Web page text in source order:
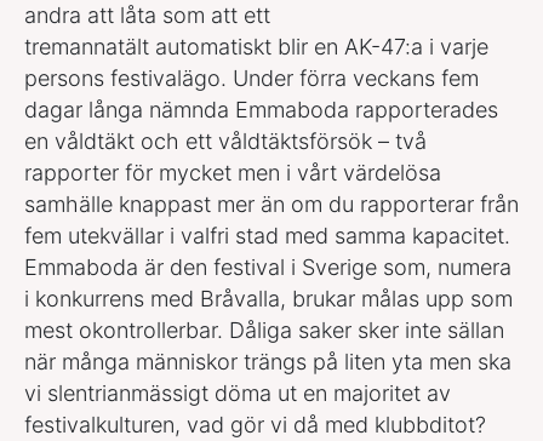
andra att låta som att ett
tremannatält automatiskt blir en AK-47:a i varje
persons festivalägo. Under förra veckans fem
dagar långa nämnda Emmaboda rapporterades
en våldtäkt och ett våldtäktsförsök – två
rapporter för mycket men i vårt värdelösa
samhälle knappast mer än om du rapporterar från
fem utekvällar i valfri stad med samma kapacitet.
Emmaboda är den festival i Sverige som, numera
i konkurrens med Bråvalla, brukar målas upp som
mest okontrollerbar. Dåliga saker sker inte sällan
när många människor trängs på liten yta men ska
vi slentrianmässigt döma ut en majoritet av
festivalkulturen, vad gör vi då med klubbditot?